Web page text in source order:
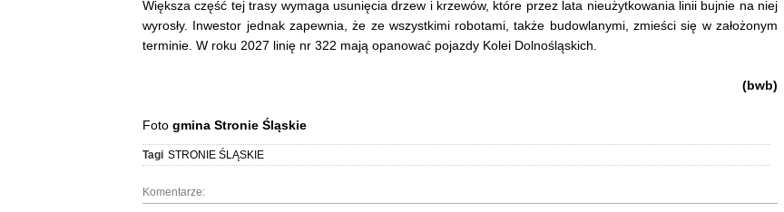
Większa część tej trasy wymaga usunięcia drzew i krzewów, które przez lata nieużytkowania linii bujnie na niej
wyrosły. Inwestor jednak zapewnia, że ze wszystkimi robotami, także budowlanymi, zmieści się w założonym
terminie. W roku 2027 linię nr 322 mają opanować pojazdy Kolei Dolnośląskich.
(bwb)
Foto gmina Stronie Śląskie
Tagi STRONIE ŚLĄSKIE
Komentarze: